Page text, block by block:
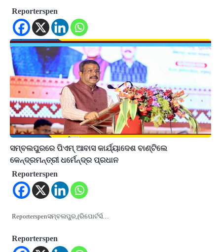
Reporterspen
ସମ୍ବଲପୁରରେ ପିଏମ୍ ଆବାସ କାର୍ଯ୍ୟାଦେଶ ବାଣ୍ଟିଲେ
କେନ୍ଦ୍ରମନ୍ତ୍ରୀ ଧର୍ମେନ୍ଦ୍ର ପ୍ରଧାନ
Reporterspen
Reporterspenସମ୍ବଲପୁର,(ରିପୋର୍ଟର୍ସ…
Reporterspen